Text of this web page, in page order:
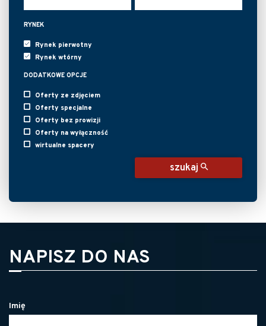
RYNEK
Rynek pierwotny
Rynek wtórny
DODATKOWE OPCJE
Oferty ze zdjęciem
Oferty specjalne
Oferty bez prowizji
Oferty na wyłączność
wirtualne spacery
szukaj
NAPISZ DO NAS
Imię